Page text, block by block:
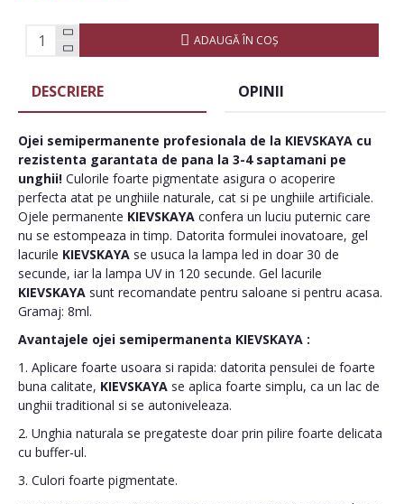
ADAUGĂ ÎN COŞ
DESCRIERE OPINII
Ojei semipermanente profesionala de la KIEVSKAYA cu
rezistenta garantata de pana la 3-4 saptamani pe
unghii! Culorile foarte pigmentate asigura o acoperire
perfecta atat pe unghiile naturale, cat si pe unghiile artificiale.
Ojele permanente KIEVSKAYA confera un luciu puternic care
nu se estompeaza in timp. Datorita formulei inovatoare, gel
lacurile KIEVSKAYA se usuca la lampa led in doar 30 de
secunde, iar la lampa UV in 120 secunde. Gel lacurile
KIEVSKAYA sunt recomandate pentru saloane si pentru acasa.
Gramaj: 8ml.
Avantajele ojei semipermanenta KIEVSKAYA :
1. Aplicare foarte usoara si rapida: datorita pensulei de foarte
buna calitate, KIEVSKAYA se aplica foarte simplu, ca un lac de
unghii traditional si se autoniveleaza.
2. Unghia naturala se pregateste doar prin pilire foarte delicata
cu buffer-ul.
3. Culori foarte pigmentate.